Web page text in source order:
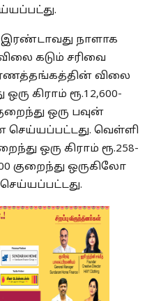
நாளாக
கடும் சரிவை
விலை
ஒரு கிராம் ரூ.12,600-
ஒரு பவுன்
செய்யப்பட்டது. வெள்ளி
ஒரு கிராம் ரூ.258-
குறைந்து ஒருகிலோ
செய்யப்பட்டது.